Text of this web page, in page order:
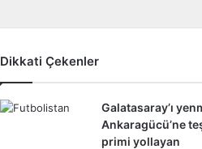
Dikkati Çekenler
Galatasaray’ı
Ankaragücü’ne
primi yollayan